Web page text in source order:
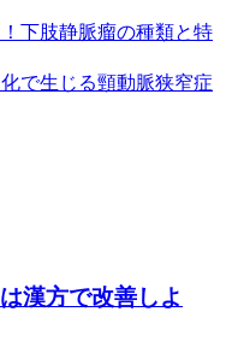
下肢静脈瘤の種類と特
で生じる頸動脈狭窄症
漢方で改善しよ